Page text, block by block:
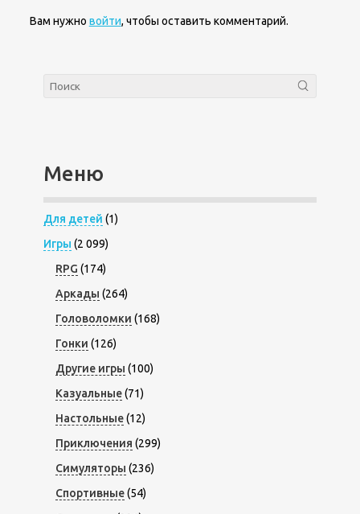
Вам нужно войти, чтобы оставить комментарий.
Меню
Для детей (1)
Игры (2 099)
RPG (174)
Аркады (264)
Головоломки (168)
Гонки (126)
Другие игры (100)
Казуальные(71)
Настольные(12)
Приключения (299)
Симуляторы (236)
Спортивные(54)